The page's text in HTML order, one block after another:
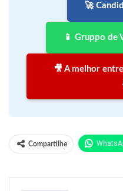
🚀
📱 Gruppo de
🎥 A melhor
Compartilhe